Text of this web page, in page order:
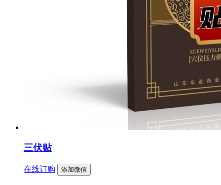
三伏贴
在线订购 添加微信